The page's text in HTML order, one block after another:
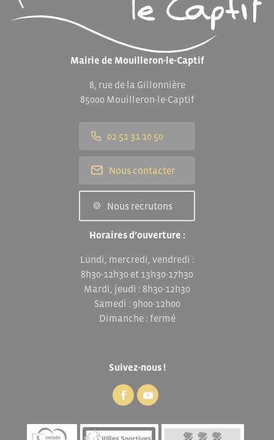
Mairie de Mouilleron-le-Captif
8, rue de la Gillonnière
85000 Mouilleron-le-Captif
02 51 31 10 50
Nous contacter
Nous recrutons
Horaires d’ouverture :
Lundi, mercredi, vendredi :
8h30-12h30 et 13h30-17h30
Mardi, jeudi : 8h30-12h30
Samedi : 9h00-12h00
Dimanche : fermé
Suivez-nous !